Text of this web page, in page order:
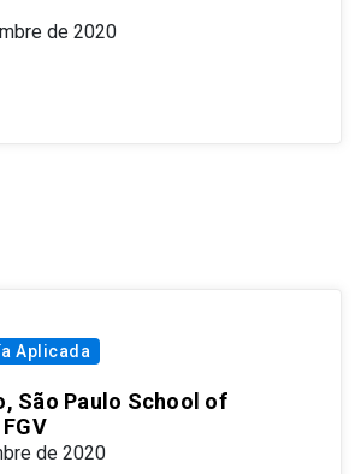
de 2020
Aplicada
São Paulo School of
de 2020